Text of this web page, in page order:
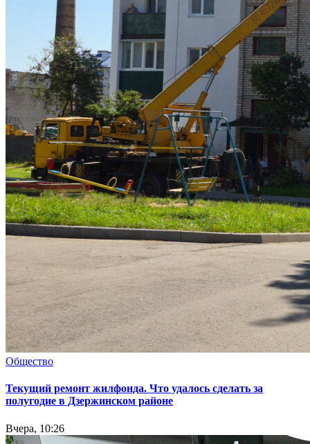
Общество
Текущий ремонт жилфонда. Что удалось сделать за
полугодие в Дзержинском районе
Вчера, 10:26